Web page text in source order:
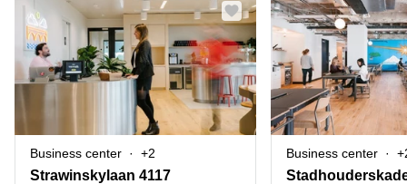
Flexplekken
Coworking
Spaces
Vergaderruimten
Kantoor
Bedrijfsruimte
Amsterdam
Westpoort
Bergen
Amersfoort
Breda
huren
Bergen
op
Zoom
Kantoor
huren
Huurprijs
Log in
Business center +2
Strawinskylaan 4117
Business center